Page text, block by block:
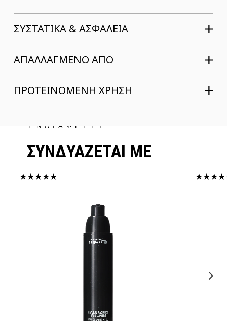
ΣΥΣΤΑΤΙΚΆ & ΑΣΦΆΛΕΙΑ
ΑΠΑΛΛΑΓΜΕΝΟ ΑΠΟ
ΠΡΟΤΕΙΝΟΜΕΝΗ ΧΡΗΣΗ
ΕΝΔΙΑΦΕΡΕΙ…
ΣΥΝΔΥΑΖΕΤΑΙ ΜΕ